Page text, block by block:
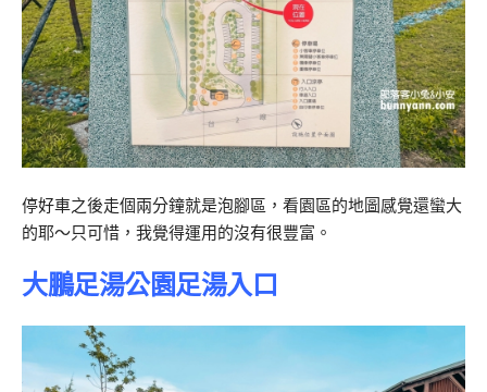
停好車之後走個兩分鐘就是泡腳區，看園區的地圖感覺還蠻大
的耶～只可惜，我覺得運用的沒有很豐富。
大鵬足湯公園足湯入口